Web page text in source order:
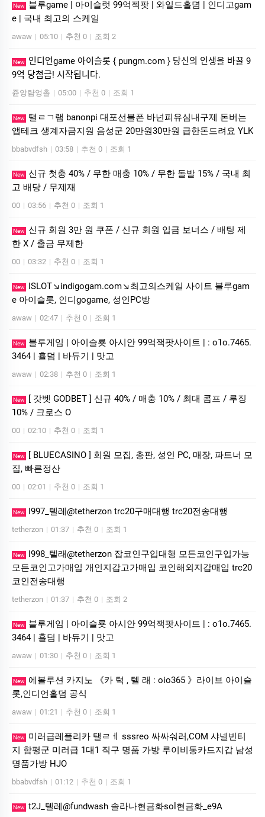
New
블루game | 아이슬럿 99억젝팟 | 와일드홀뎜 | 인디­고gam
e | 국내 최고의 스케일
awaw | 05:10 | 추천 0 | 조회 2
New
인디언game 아이슬롯 { pungm.com } 당신의 인생을 바꿀 9
9억 당첨금! 시작됩니다.
쥰앙럄엉촐 | 05:00 | 추천 0 | 조회 1
New
탤ㄹㄱ램 banonpi 대포선불폰 바넌피유심내구제 돈버는
앱테크 생계자금지원 음성군 20만원30만원 급한돈드려요 YLK
bbabvdfsh | 03:58 | 추천 0 | 조회 1
New
신규 첫충 40% / 무한 매충 10% / 무한 돌발 15% / 국내 최
고 배당 / 무제재
00 | 03:56 | 추천 0 | 조회 1
New
신규 회원 3만 원 쿠폰 / 신규 회원 입금 보너스 / 배팅 제
한 X / 출금 무제한
00 | 03:32 | 추천 0 | 조회 1
New
ISLOT↘indigogam.com↘최고의스케일 사이트 블루gam
e 아이슬­롯, 인디gogame, 성인PC방
awaw | 02:47 | 추천 0 | 조회 1
New
블루게­임 | 아이슬룟 아시안 99억잭­팟사이트 | : o1o.7465.
3464 | 횰덤 | 바듀기 | 맛고
awaw | 02:38 | 추천 0 | 조회 1
New
[ 갓벳 GODBET ] 신규 40% / 매충 10% / 최대 콤프 / 루징
10% / 크로스 O
00 | 02:10 | 추천 0 | 조회 1
New
[ BLUECASINO ] 회원 모집, 총판, 성인 PC, 매장, 파트너 모
집, 빠른정산
00 | 02:01 | 추천 0 | 조회 1
New I997_텔레@tetherzon trc20구매대행 trc20전송대행
tetherzon | 01:37 | 추천 0 | 조회 1
New
I998_텔래@tetherzon 잡코인구입대행 모든코인구입가능
모든코인고가매입 개인지갑고가매입 코인해외지갑매입 trc20
코인전송대행
tetherzon | 01:37 | 추천 0 | 조회 2
New
블루게­임 | 아이슬룟 아시안 99억잭­팟사이트 | : o1o.7465.
3464 | 횰덤 | 바듀기 | 맛고
awaw | 01:30 | 추천 0 | 조회 1
New 에볼루션 카­지노 《카 턱 , 텔 래 : oio365 》라이브 아이슬
롯,인디언홀덤 공식
awaw | 01:21 | 추천 0 | 조회 1
New
미러급레플리카 탤ㄹㅔ sssreo 싸싸숴러,COM 샤넬빈티
지 함평군 미러급 1대1 직구 명품 가방 루이비통카드지갑 남성
명품가방 HJO
bbabvdfsh | 01:12 | 추천 0 | 조회 1
New t2J_텔레@fundwash 솔라나현금화sol현금화_e9A